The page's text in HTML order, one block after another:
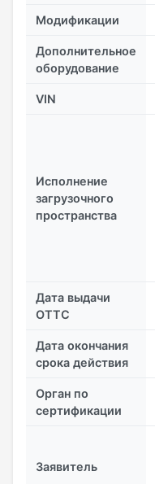
Модификации
Дополнительное
оборудование
VIN
Исполнение
загрузочного
пространства
Дата выдачи
ОТТС
Дата окончания
срока действия
Орган по
сертификации
Заявитель